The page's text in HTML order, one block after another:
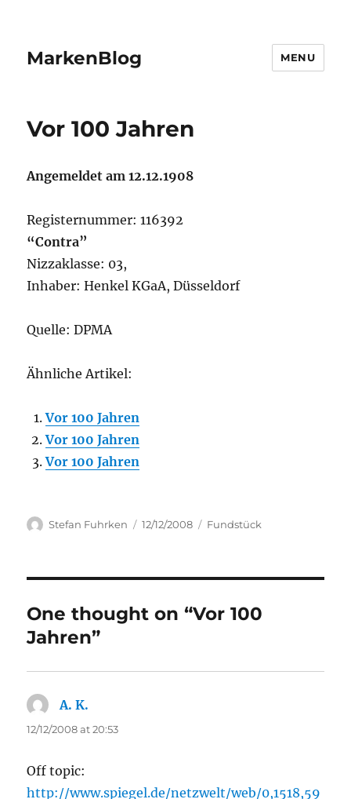
MarkenBlog MENU
Vor 100 Jahren
Angemeldet am 12.12.1908
Registernummer: 116392
“Contra”
Nizzaklasse: 03,
Inhaber: Henkel KGaA, Düsseldorf
Quelle: DPMA
Ähnliche Artikel:
Vor 100 Jahren
Vor 100 Jahren
Vor 100 Jahren
Author
Stefan Fuhrken
Posted
12/12/2008 Categories
Fundstück
One thought on “Vor 100
Jahren”
A. K.
12/12/2008 at 20:53
Off topic:
http://www.spiegel.de/netzwelt/web/0,1518,59